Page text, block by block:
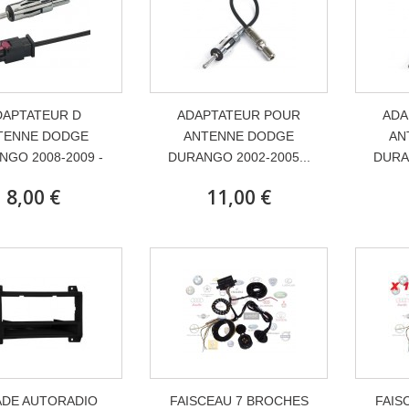
D
DODGE
2008-2009 -
8,00 €
ADAPTATEUR POUR
ANTENNE DODGE
DURANGO 2002-2005...
11,00 €
AUTORADIO FAISCEAU 7 BROCHES